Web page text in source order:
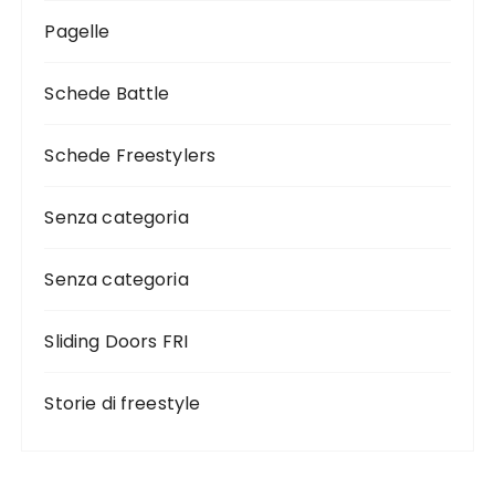
Pagelle
Schede Battle
Schede Freestylers
Senza categoria
Senza categoria
Sliding Doors FRI
Storie di freestyle